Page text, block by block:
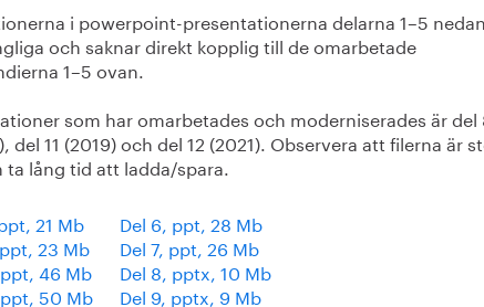
i powerpoint-presentationerna delarna 1–5
och saknar direkt kopplig till de omarbetade
1–5 ovan.
som har omarbetades och moderniserades är del
del 11 (2019) och del 12 (2021). Observera att filerna är
ta lång tid att ladda/spara.
21 Mb
23 Mb
46 Mb
50 Mb
Del 6, ppt, 28 Mb
Del 7, ppt, 26 Mb
Del 8, pptx, 10 Mb
Del 9, pptx, 9 Mb